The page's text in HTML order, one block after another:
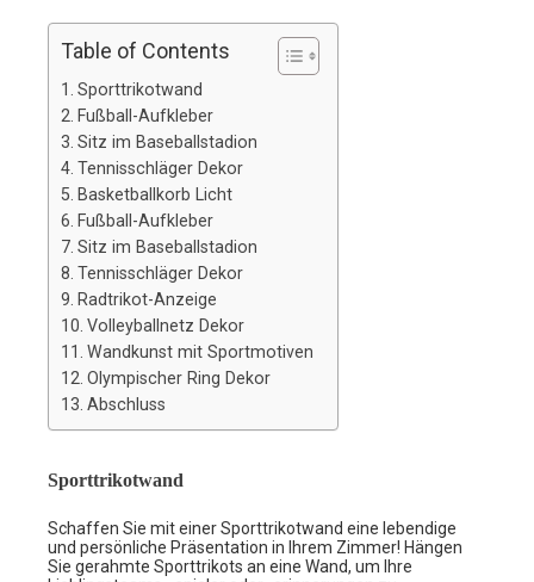
Table of Contents
Sporttrikotwand
Fußball-Aufkleber
Sitz im Baseballstadion
Tennisschläger Dekor
Basketballkorb Licht
Fußball-Aufkleber
Sitz im Baseballstadion
Tennisschläger Dekor
Radtrikot-Anzeige
Volleyballnetz Dekor
Wandkunst mit Sportmotiven
Olympischer Ring Dekor
Abschluss
Sporttrikotwand
Schaffen Sie mit einer Sporttrikotwand eine lebendige
und persönliche Präsentation in Ihrem Zimmer! Hängen
Sie gerahmte Sporttrikots an eine Wand, um Ihre